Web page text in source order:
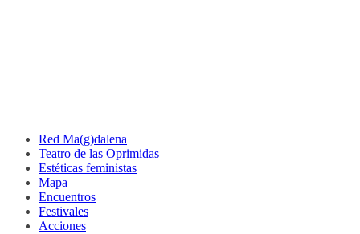
Red Ma(g)dalena
Teatro de las Oprimidas
Estéticas feministas
Mapa
Encuentros
Festivales
Acciones